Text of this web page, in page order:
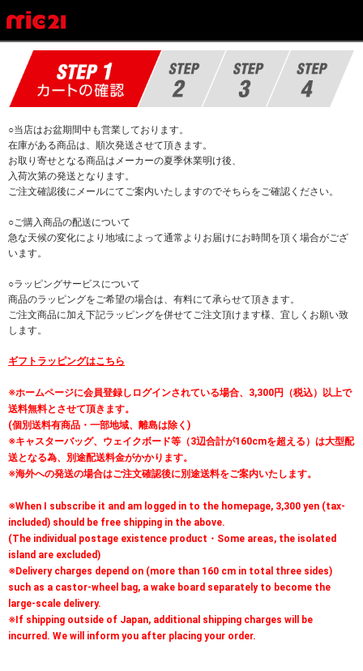
○当店はお盆期間中も営業しております。
在庫がある商品は、順次発送させて頂きます。
お取り寄せとなる商品はメーカーの夏季休業明け後、
入荷次第の発送となります。
ご注文確認後にメールにてご案内いたしますのでそちらをご確認ください。
○ご購入商品の配送について
急な天候の変化により地域によって通常よりお届けにお時間を頂く場合がござ
います。
○ラッピングサービスについて
商品のラッピングをご希望の場合は、有料にて承らせて頂きます。
ご注文商品に加え下記ラッピングを併せてご注文頂けます様、宜しくお願い致
します。
ギフトラッピングはこちら
※ホームページに会員登録しログインされている場合、3,300円（税込）以上で
送料無料とさせて頂きます。
(個別送料有商品・一部地域、離島は除く)
※キャスターバッグ、ウェイクボード等（3辺合計が160cmを超える）は大型配
送となる為、別途配送料金がかかります。
※海外への発送の場合はご注文確認後に別途送料をご案内いたします。
※When I subscribe it and am logged in to the homepage, 3,300 yen (tax-
included) should be free shipping in the above.
(The individual postage existence product・Some areas, the isolated
island are excluded)
※Delivery charges depend on (more than 160 cm in total three sides)
such as a castor-wheel bag, a wake board separately to become the
large-scale delivery.
※If shipping outside of Japan, additional shipping charges will be
incurred. We will inform you after placing your order.